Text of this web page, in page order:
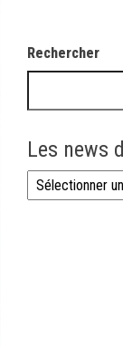
Rechercher
Les news
Les news